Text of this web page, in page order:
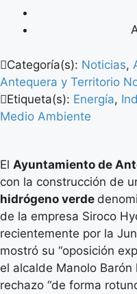
Categoría(s): Noticias,
Antequera y Territorio
Etiqueta(s): Energía,
Medio Ambiente
El Ayuntamiento de
con la construcción de
hidrógeno verde
de la empresa Siroco
recientemente por la
mostró su “oposición
el alcalde Manolo
rechazo “de forma